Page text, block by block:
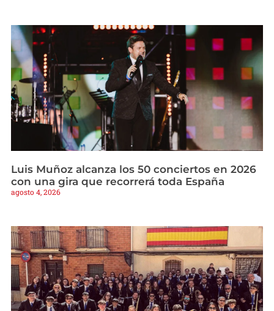
Luis Muñoz alcanza los 50 conciertos en 2026
con una gira que recorrerá toda España
agosto 4, 2026